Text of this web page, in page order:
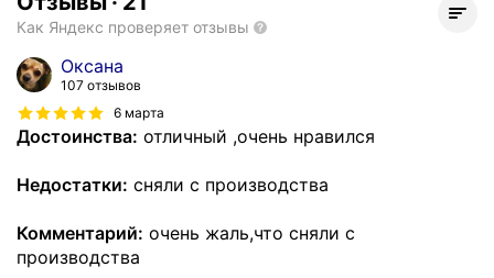
Как Яндекс проверяет отзывы
Оксана
107 отзывов
6 марта
Достоинства: отличный ,очень нравился
Недостатки: сняли с производства
Комментарий: очень жаль,что сняли с
производства